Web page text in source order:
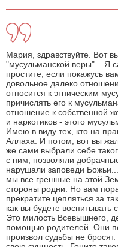
Мария, здравствуйте. Вот
"мусульманской веры"... Я
простите, если покажусь
довольное далеко
относится к этническим
причислять его к
отношение к собственной
и наркотиков - этого
Имею в виду тех, кто на
Аллаха. И потом, вот вы
же сами выбрали себе
с ним, позволяли
нарушали заповеди
мы все грешные на этой
стороны родни. Но вам
прекратите цепляться за
как вы будете воспитывать
Это милость Всевышнего,
помощью родителей. Они
произвол судьбы не